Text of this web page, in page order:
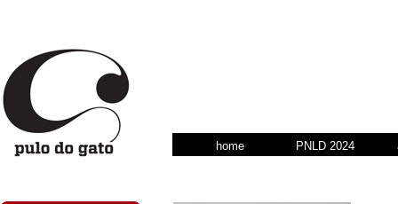
home PNLD 2024